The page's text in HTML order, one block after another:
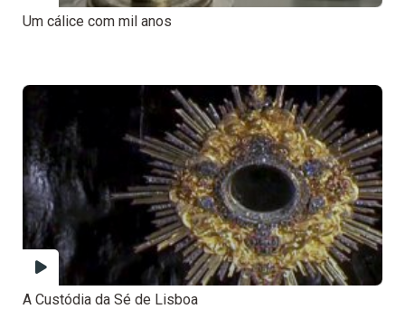
Um cálice com mil anos
A Custódia da Sé de Lisboa